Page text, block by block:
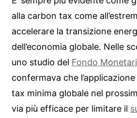
alla carbon tax come
accelerare la transizione
dell’economia globale. Nelle
uno studio del Fondo
confermava che
tax minima globale nel
via più efficace per limitare il